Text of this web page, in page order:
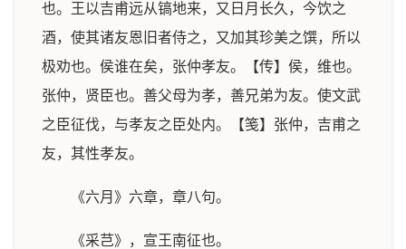
也。王以吉甫远从镐地来，又日月长久，今饮之
酒，使其诸友恩旧者侍之，又加其珍美之馔，所以
极劝也。侯谁在矣，张仲孝友。【传】侯，维也。
张仲，贤臣也。善父母为孝，善兄弟为友。使文武
之臣征伐，与孝友之臣处内。【笺】张仲，吉甫之
友，其性孝友。
《六月》六章，章八句。
《采芑》，宣王南征也。